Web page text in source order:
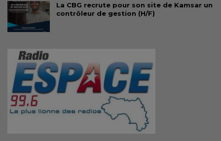
La CBG recrute pour son site de Kamsar un
contrôleur de gestion (H/F)